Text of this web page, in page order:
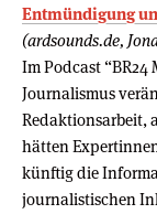
Entmündigung
(ardsounds.de,
Im Podcast “BR24
Journalismus
Redaktionsarbeit,
hätten
künftig die
journalistischen